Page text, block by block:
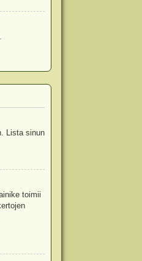
Lista sinun
toimii